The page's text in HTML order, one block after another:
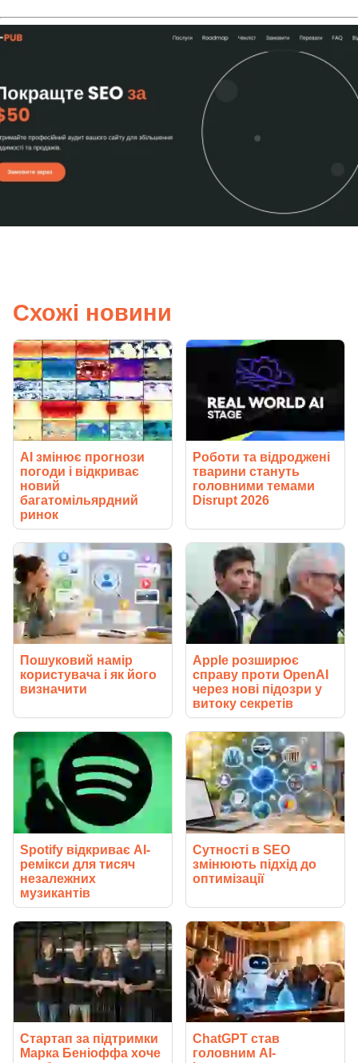
Схожі новини
AI змінює прогнози
погоди і відкриває
новий
багатомільярдний
ринок
Роботи та відроджені
тварини стануть
головними темами
Disrupt 2026
Пошуковий намір
користувача і як його
визначити
Apple розширює
справу проти OpenAI
через нові підозри у
витоку секретів
Spotify відкриває AI-
ремікси для тисяч
незалежних
музикантів
Сутності в SEO
змінюють підхід до
оптимізації
Стартап за підтримки
Марка Беніоффа хоче
ChatGPT став
головним AI-